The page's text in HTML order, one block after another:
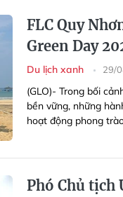
FLC Quy
Green Day
Du lịch xanh 29/
(GLO)- Trong bối
bền vững, những
hoạt động phong
Phó Chủ tịch